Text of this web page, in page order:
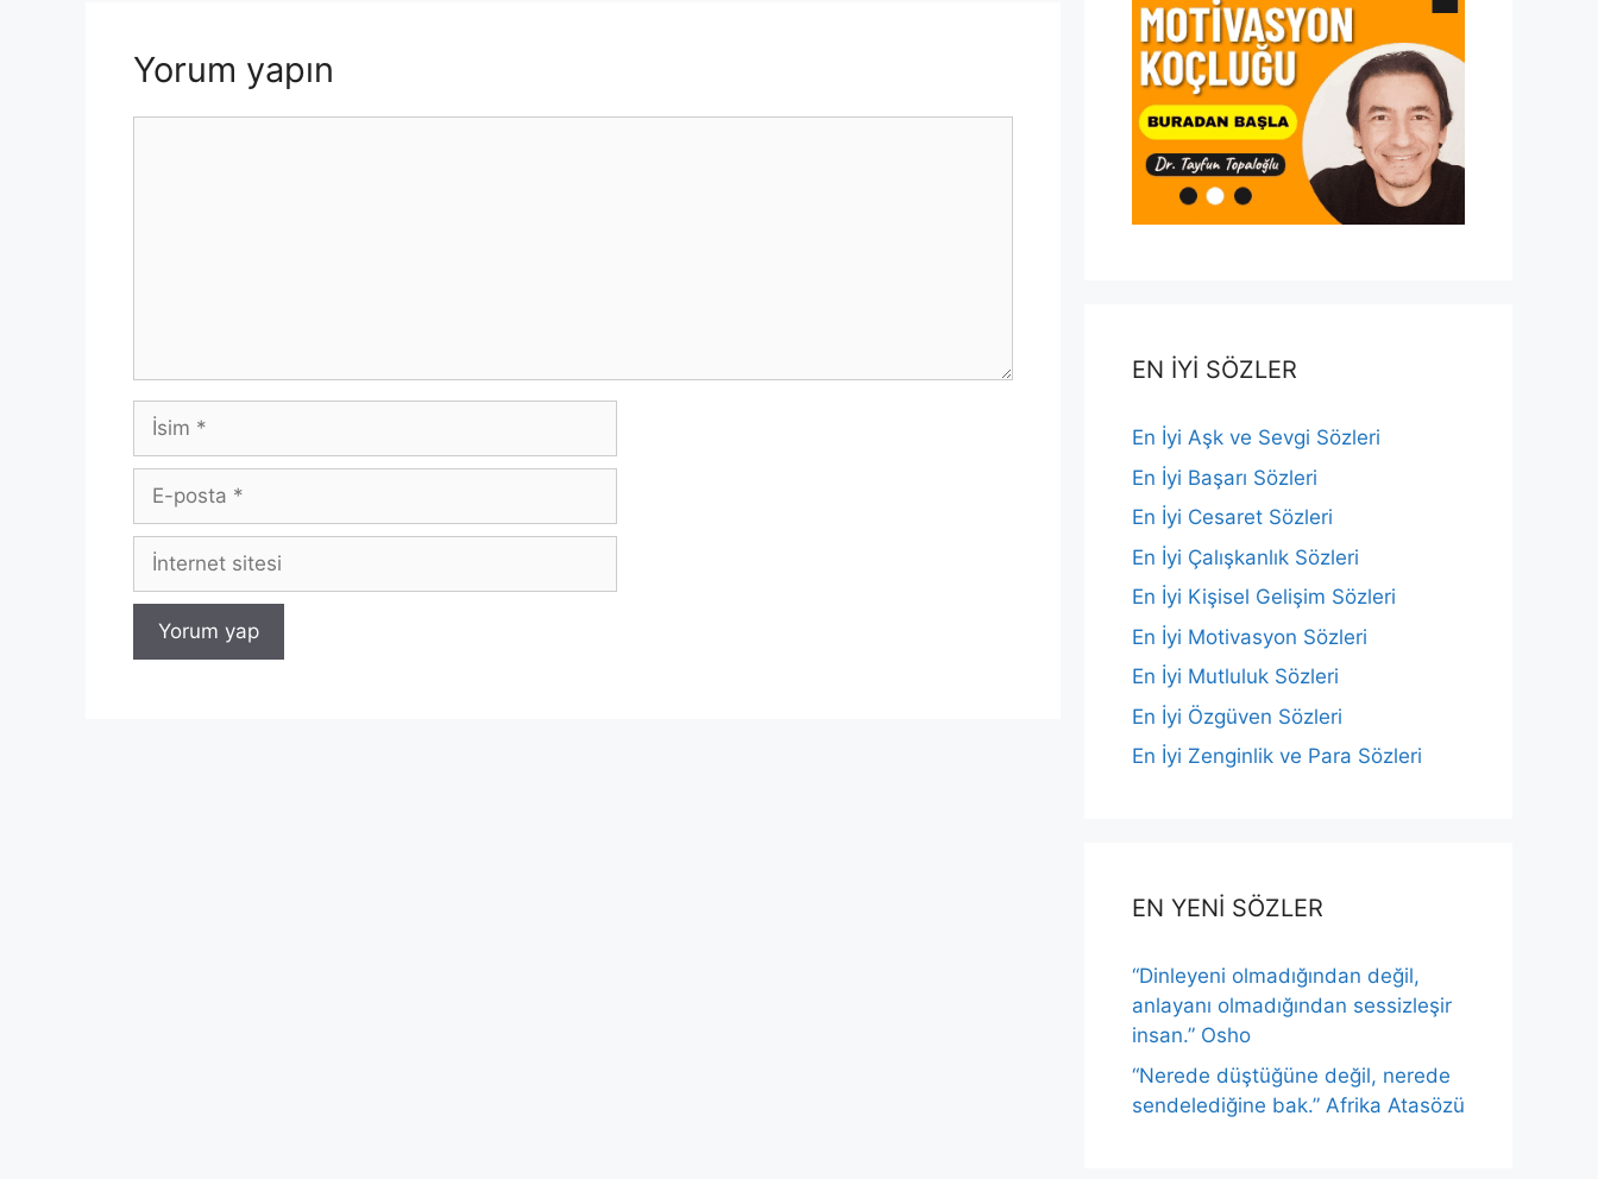
Yorum yapın
İsim
posta
İnternet
sitesi
EN İYİ SÖZLER
En İyi Aşk ve Sevgi Sözleri
En İyi Başarı Sözleri
En İyi Cesaret Sözleri
En İyi Çalışkanlık Sözleri
En İyi Kişisel Gelişim Sözleri
En İyi Motivasyon Sözleri
En İyi Mutluluk Sözleri
En İyi Özgüven Sözleri
En İyi Zenginlik ve Para Sözleri
EN YENİ SÖZLER
“Dinleyeni olmadığından değil,
anlayanı olmadığından sessizleşir
insan.” Osho
“Nerede düştüğüne değil, nerede
sendelediğine bak.” Afrika Atasözü